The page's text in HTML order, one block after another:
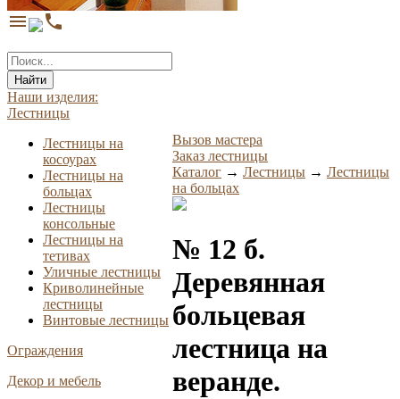
menu phone
Найти
Наши изделия:
Лестницы
Лестницы на
косоурах
Лестницы на
больцах
Лестницы
консольные
Лестницы на
тетивах
Уличные лестницы
Криволинейные
лестницы
Винтовые лестницы
Ограждения
Декор и мебель
Вызов мастера
Заказ лестницы
Каталог → Лестницы → Лестницы
на больцах
№ 12 б.
Деревянная
больцевая
лестница на
веранде.